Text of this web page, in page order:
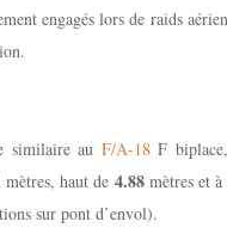
engagés lors de raids
similaire au F/A-18F
mètres, haut de 4.88mètres et à
sur pont d’envol).